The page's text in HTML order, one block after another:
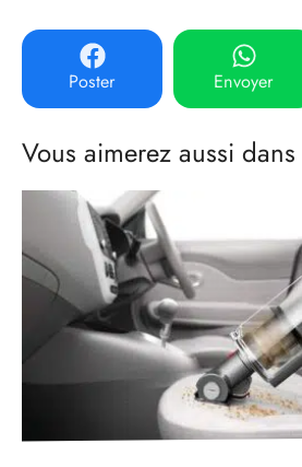
Poster Envoyer
Vous aimerez aussi